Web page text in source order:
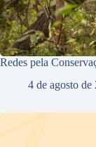
Redes pela
4 de agosto de